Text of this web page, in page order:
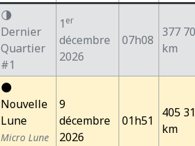
🌗
Dernier
Quartier
#1
1 er
décembre
2026
07h08
377
km
🌑
Nouvelle
Lune
Micro Lune
9
décembre
2026
01h51
405
km